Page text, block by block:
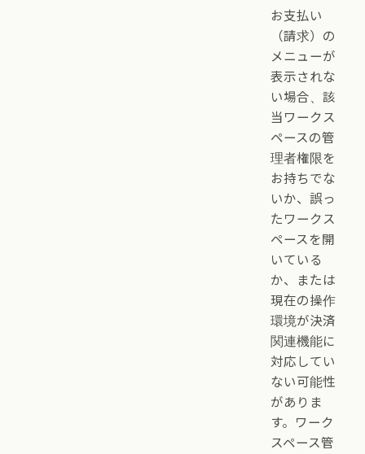
お支払い
（請求）の
メニューが
表示されな
い場合、該
当ワークス
ペースの管
理者権限を
お持ちでな
いか、誤っ
たワークス
ペースを開
いている
か、または
現在の操作
環境が決済
関連機能に
対応してい
ない可能性
がありま
す。ワーク
スペース管